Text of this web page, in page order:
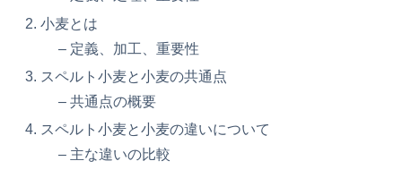
小麦とは
– 定義、加工、重要性
スペルト小麦と小麦の共通点
– 共通点の概要
スペルト小麦と小麦の違いについて
– 主な違いの比較